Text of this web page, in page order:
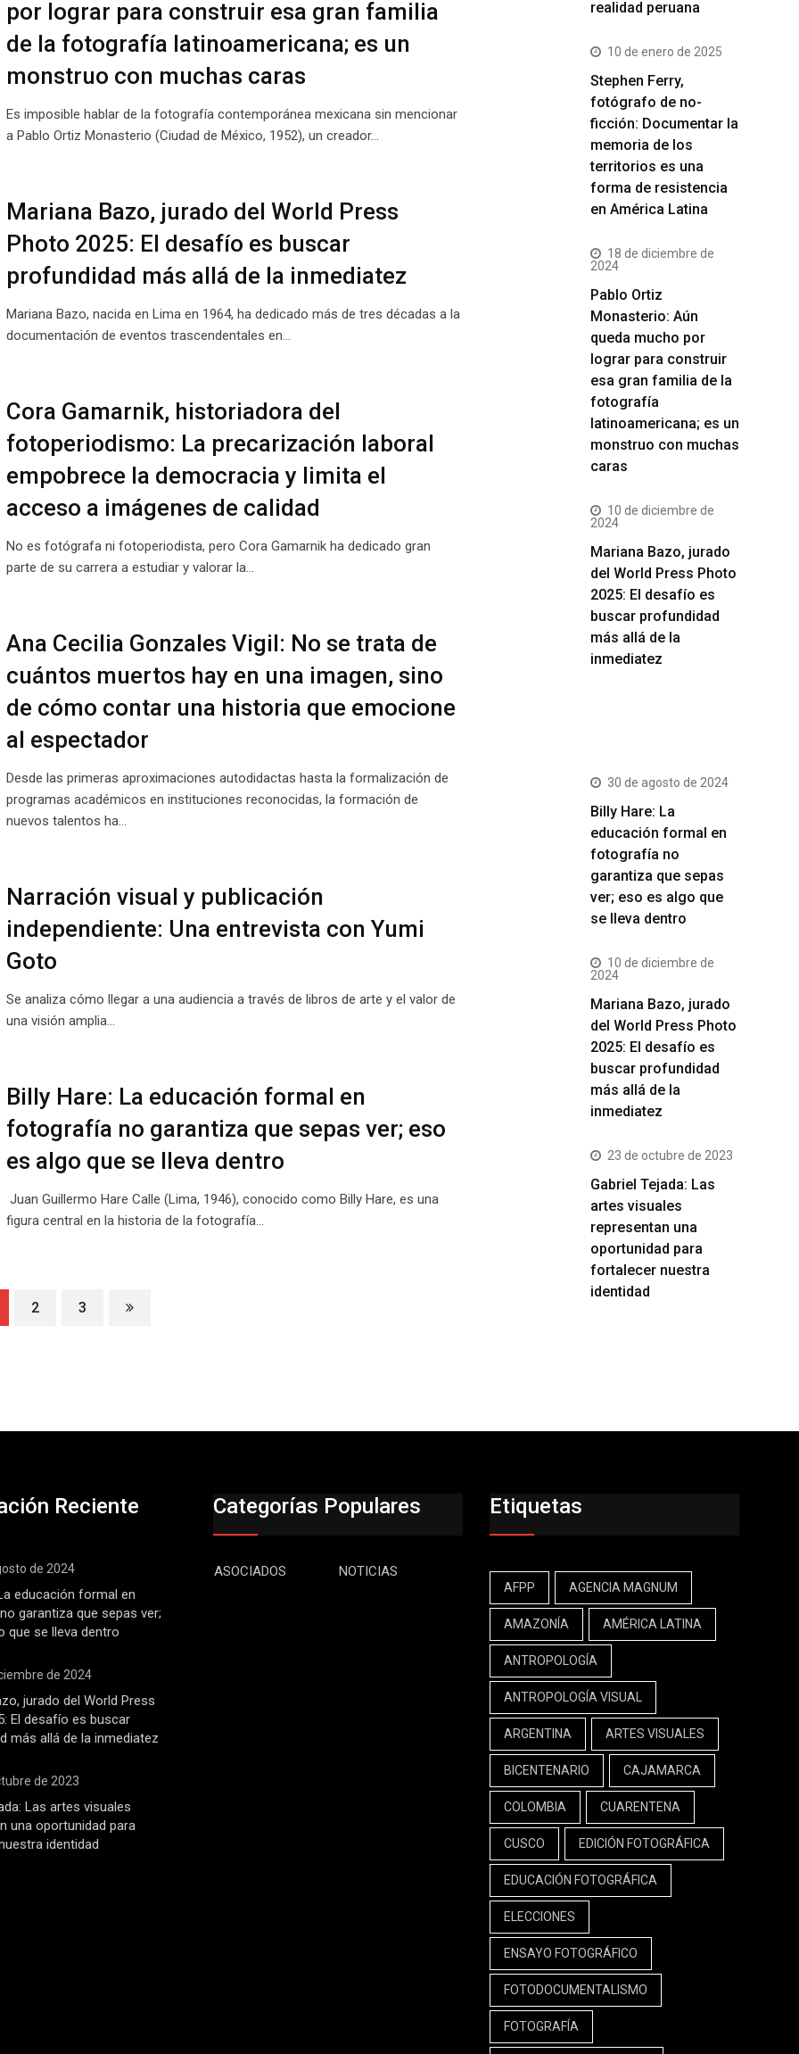
por lograr para construir esa gran familia
de la fotografía latinoamericana; es un
monstruo con muchas caras
Es imposible hablar de la fotografía contemporánea mexicana sin mencionar
a Pablo Ortiz Monasterio (Ciudad de México, 1952), un creador…
Mariana Bazo, jurado del World Press
Photo 2025: El desafío es buscar
profundidad más allá de la inmediatez
Mariana Bazo, nacida en Lima en 1964, ha dedicado más de tres décadas a la
documentación de eventos trascendentales en…
Cora Gamarnik, historiadora del
fotoperiodismo: La precarización laboral
empobrece la democracia y limita el
acceso a imágenes de calidad
No es fotógrafa ni fotoperiodista, pero Cora Gamarnik ha dedicado gran
parte de su carrera a estudiar y valorar la…
Ana Cecilia Gonzales Vigil: No se trata de
cuántos muertos hay en una imagen, sino
de cómo contar una historia que emocione
al espectador
Desde las primeras aproximaciones autodidactas hasta la formalización de
programas académicos en instituciones reconocidas, la formación de
nuevos talentos ha…
Narración visual y publicación
independiente: Una entrevista con Yumi
Goto
Se analiza cómo llegar a una audiencia a través de libros de arte y el valor de
una visión amplia…
Billy Hare: La educación formal en
fotografía no garantiza que sepas ver; eso
es algo que se lleva dentro
Juan Guillermo Hare Calle (Lima, 1946), conocido como Billy Hare, es una
figura central en la historia de la fotografía…
2 3
realidad peruana
10 de enero de 2025
Stephen Ferry,
fotógrafo de no-
ficción: Documentar la
memoria de los
territorios es una
forma de resistencia
en América Latina
18 de diciembre de
2024
Pablo Ortiz
Monasterio: Aún
queda mucho por
lograr para construir
esa gran familia de la
fotografía
latinoamericana; es un
monstruo con muchas
caras
10 de diciembre de
2024
Mariana Bazo, jurado
del World Press Photo
2025: El desafío es
buscar profundidad
más allá de la
inmediatez
30 de agosto de 2024
Billy Hare: La
educación formal en
fotografía no
garantiza que sepas
ver; eso es algo que
se lleva dentro
10 de diciembre de
2024
Mariana Bazo, jurado
del World Press Photo
2025: El desafío es
buscar profundidad
más allá de la
inmediatez
23 de octubre de 2023
Gabriel Tejada: Las
artes visuales
representan una
oportunidad para
fortalecer nuestra
identidad
Reciente
de 2024
educación formal en
garantiza que sepas ver;
que se lleva dentro
de 2024
jurado del World Press
El desafío es buscar
más allá de la inmediatez
de 2023
Las artes visuales
una oportunidad para
identidad
Categorías Populares
ASOCIADOS NOTICIAS
Etiquetas
AFPP AGENCIA MAGNUM
AMAZONÍA AMÉRICA LATINA
ANTROPOLOGÍA
ANTROPOLOGÍA VISUAL
ARGENTINA ARTES VISUALES
BICENTENARIO CAJAMARCA
COLOMBIA CUARENTENA
CUSCO EDICIÓN FOTOGRÁFICA
EDUCACIÓN FOTOGRÁFICA
ELECCIONES
ENSAYO FOTOGRÁFICO
FOTODOCUMENTALISMO
FOTOGRAFÍA